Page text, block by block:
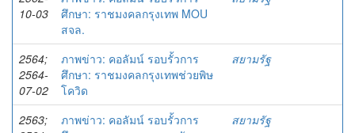
10-03
ศึกษา: ราชมงคลกรุงเทพ MOU
สจล.
2564;
2564-
07-02
ภาพข่าว: คอลัมน์ รอบรั้วการ
ศึกษา: ราชมงคลกรุงเทพช่วยพิษ
โควิด
สยามรัฐ
2563;
ภาพข่าว: คอลัมน์ รอบรั้วการ
สยามรัฐ